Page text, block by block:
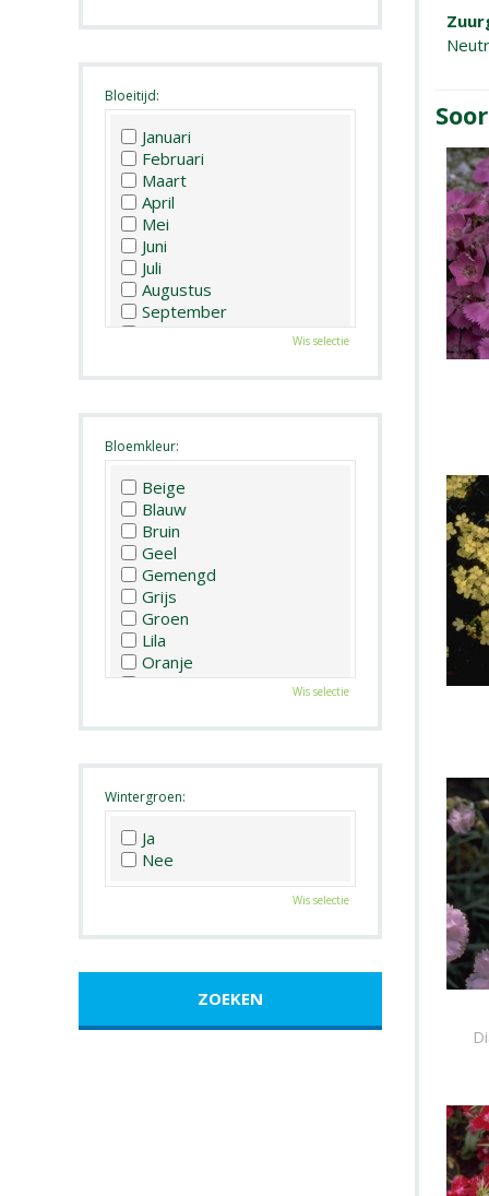
Bloeitijd:
Januari
Februari
Maart
April
Mei
Juni
Juli
Augustus
September
Oktober
Wis selectie
Bloemkleur:
Beige
Blauw
Bruin
Geel
Gemengd
Grijs
Groen
Lila
Oranje
Paars
Wis selectie
Wintergroen:
Ja
Nee
Wis selectie